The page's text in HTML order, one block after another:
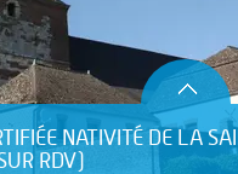
NATIVITÉ DE LA
RDV)